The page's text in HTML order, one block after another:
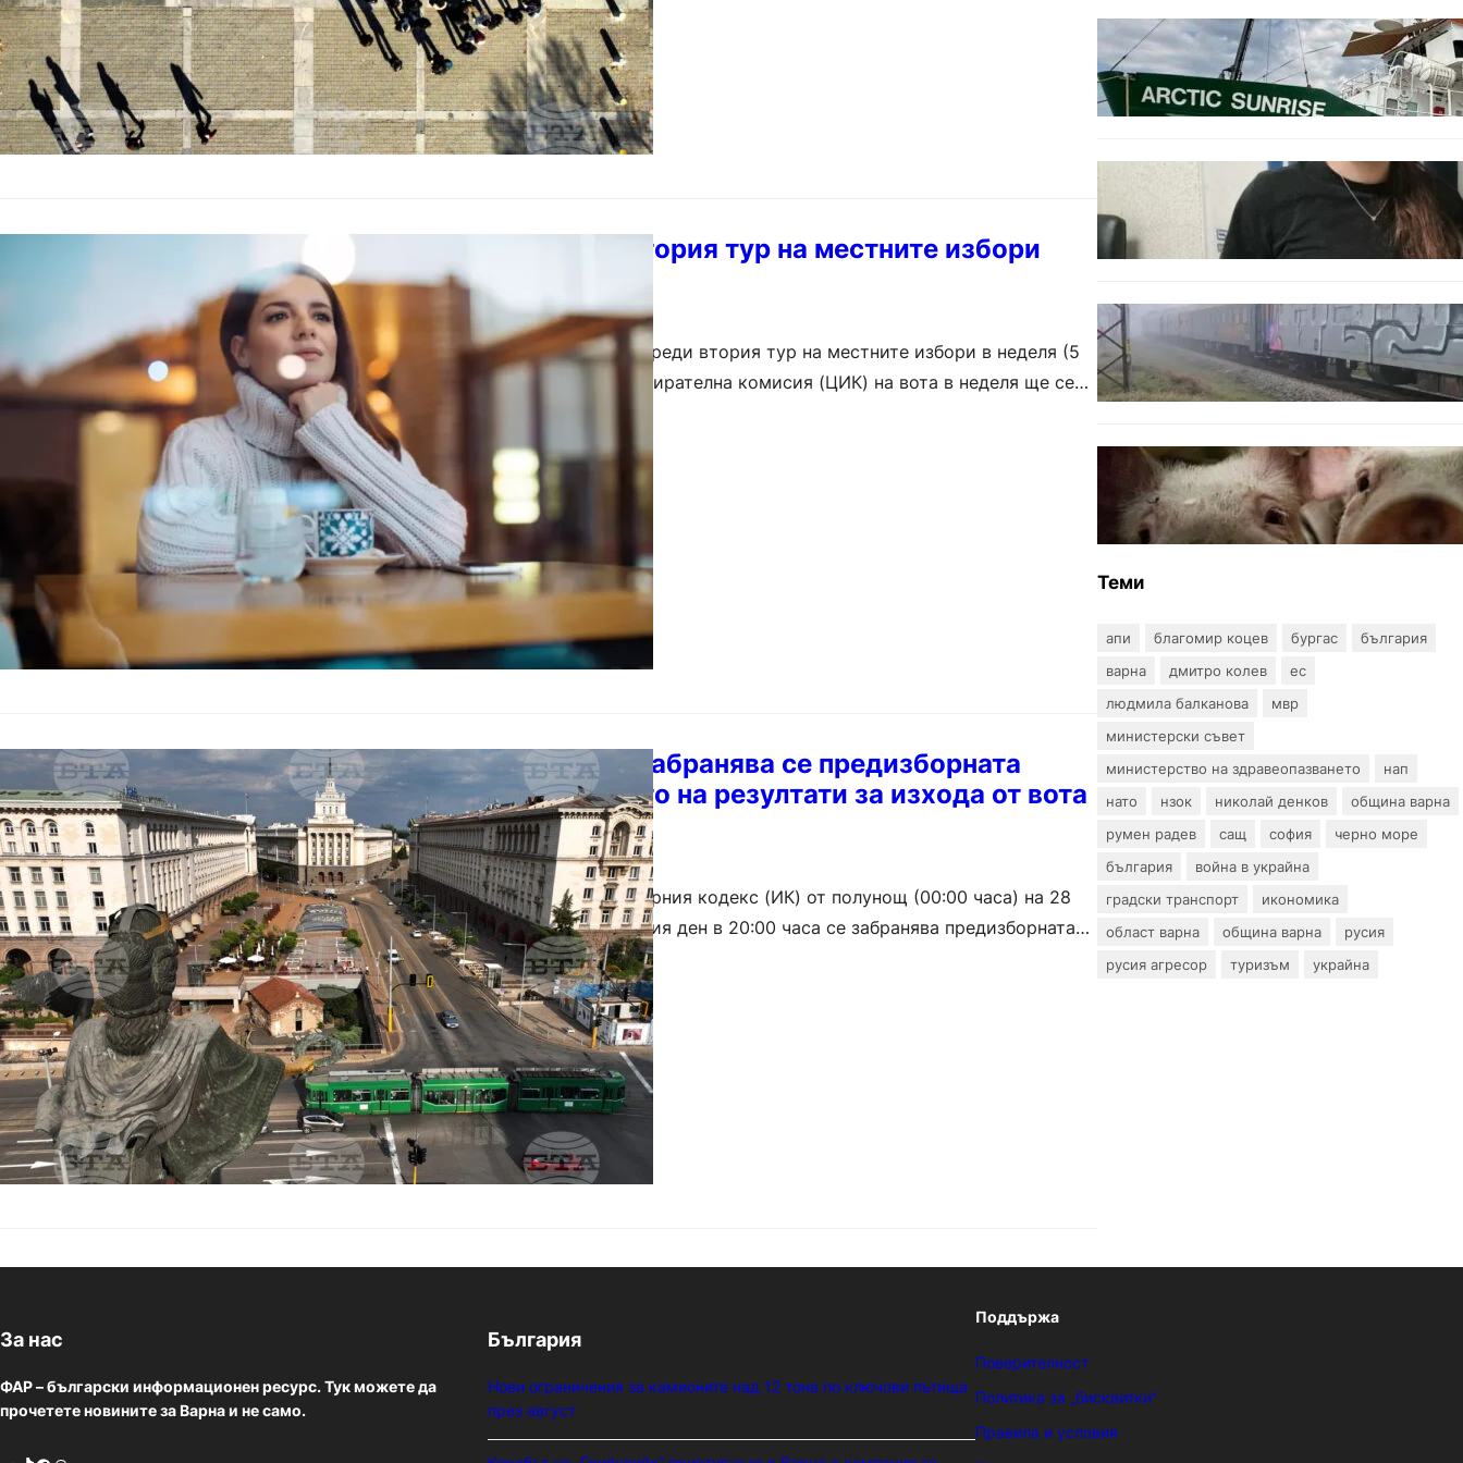
Ден за размисъл преди втория тур на местните избори
България
Днешната събота е „Ден за размисъл“ преди втория тур на местните избори в неделя (5
ноември). По данни на Централната избирателна комисия (ЦИК) на вота в неделя ще се
избират…
Днес е ден за размисъл, забранява се предизборната
агитация и оповестяването на резултати за изхода от вота
Общество–28.10.2023
Днес е ден за размисъл. Съгласно Изборния кодекс (ИК) от полунощ (00:00 часа) на 28
октомври до приключването на изборния ден в 20:00 часа се забранява предизборната
агитация. Изборният ден…
БЪЛГАРИЯ
Корабът на „Грийнпийс“
пристигна във Варна с
кампания за опазване на
Черно море
ОБЩЕСТВО
Варненска ученичка създаде
интерактивна карта за сигнали
за проблеми с боклука
ОБЩЕСТВО
Бързият влак София – Варна
блъсна и уби жена край гара
Бутово
БЪЛГАРИЯ
БАБХ регистрира огнище на
африканска чума по свинете в
стопанство край Варна
Теми
апи благомир коцев бургас
българия
варна
дмитро колев
ес
людмила балканова
мвр
министерски съвет
министерство на здравеопазването
нап
нато
нзок николай денков
община варна
румен радев
сащ софия
черно море
българия
война в украйна
градски транспорт
икономика
област варна
община варна
русия
русия агресор
туризъм украйна
За нас
ФАР – български информационен ресурс. Тук можете да
прочетете новините за Варна и не само.
България
Нови ограничения за камионите над 12 тона по ключови пътища
през август
Поддържа
Поверителност
Политика за „бисквитки“
Правила и условия